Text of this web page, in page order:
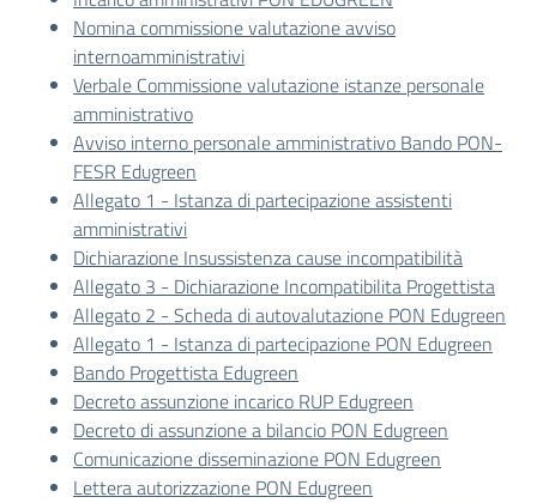
Nomina commissione valutazione avviso
internoamministrativi
Verbale Commissione valutazione istanze personale
amministrativo
Avviso interno personale amministrativo Bando PON-
FESR Edugreen
Allegato 1 - Istanza di partecipazione assistenti
amministrativi
Dichiarazione Insussistenza cause incompatibilità
Allegato 3 - Dichiarazione Incompatibilita Progettista
Allegato 2 - Scheda di autovalutazione PON Edugreen
Allegato 1 - Istanza di partecipazione PON Edugreen
Bando Progettista Edugreen
Decreto assunzione incarico RUP Edugreen
Decreto di assunzione a bilancio PON Edugreen
Comunicazione disseminazione PON Edugreen
Lettera autorizzazione PON Edugreen